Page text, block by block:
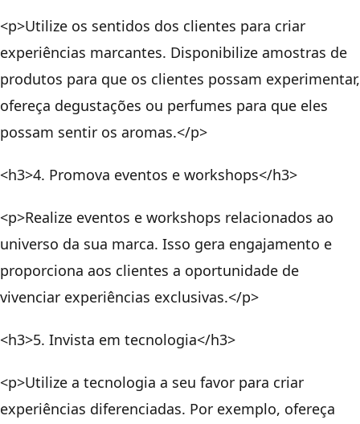
<p>Utilize os sentidos dos clientes para criar
experiências marcantes. Disponibilize amostras de
produtos para que os clientes possam experimentar,
ofereça degustações ou perfumes para que eles
possam sentir os aromas.</p>
<h3>4. Promova eventos e workshops</h3>
<p>Realize eventos e workshops relacionados ao
universo da sua marca. Isso gera engajamento e
proporciona aos clientes a oportunidade de
vivenciar experiências exclusivas.</p>
<h3>5. Invista em tecnologia</h3>
<p>Utilize a tecnologia a seu favor para criar
experiências diferenciadas. Por exemplo, ofereça